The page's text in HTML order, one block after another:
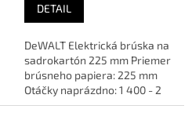
DETAIL
DeWALT Elektrická brúska na
sadrokartón 225 mm Priemer
brúsneho papiera: 225 mm
Otáčky naprázdno: 1 400 - 2
000 ot/min. Dĺžka...